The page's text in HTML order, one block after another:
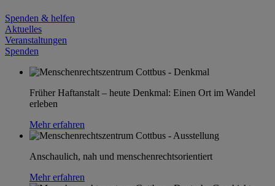
Spenden & helfen
Aktuelles
Veranstaltungen
Spenden
Früher Haftanstalt – heute Denkmal: Einen Ort im Wandel
erleben
Mehr erfahren
Anschaulich, nah und menschenrechtsorientiert
Mehr erfahren